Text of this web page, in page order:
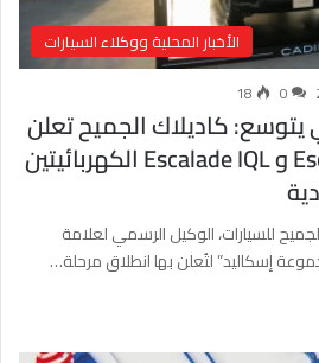
الأخبار المحلية ووكلاء السيارات
0
18
كاديلاك الجميح تعلن
عن وصول Escalade IQ و Escalade IQL الكهربائيتين
الجميح للسيارات، الوكيل الرسمي لعلامة
إسكاليد” لتُعلن بها انطلاق مرحلة…